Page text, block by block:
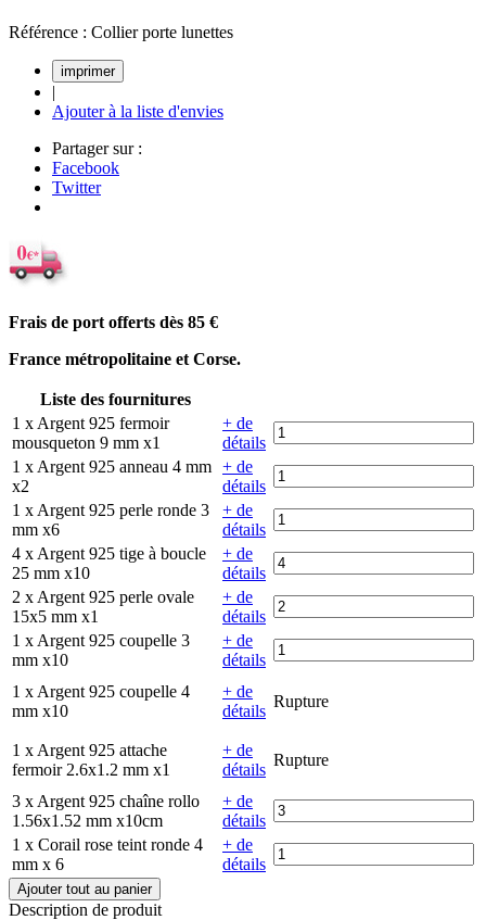
Référence : Collier porte lunettes
|
Ajouter à la liste d'envies
Partager sur :
Facebook
Twitter
Frais de port offerts dès 85 €
France métropolitaine et Corse.
Liste des fournitures
1 x Argent 925 fermoir
mousqueton 9 mm x1
+ de
détails
1 x Argent 925 anneau 4 mm
x2
+ de
détails
1 x Argent 925 perle ronde 3
mm x6
+ de
détails
4 x Argent 925 tige à boucle
25 mm x10
+ de
détails
2 x Argent 925 perle ovale
15x5 mm x1
+ de
détails
1 x Argent 925 coupelle 3
mm x10
+ de
détails
1 x Argent 925 coupelle 4
mm x10
+ de
détails
Rupture
1 x Argent 925 attache
fermoir 2.6x1.2 mm x1
+ de
détails
Rupture
3 x Argent 925 chaîne rollo
1.56x1.52 mm x10cm
+ de
détails
1 x Corail rose teint ronde 4
mm x 6
+ de
détails
Ajouter tout au panier
Description de produit